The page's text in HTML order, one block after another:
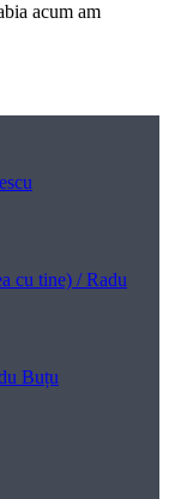
acum am
cu tine) / Radu
Buțu